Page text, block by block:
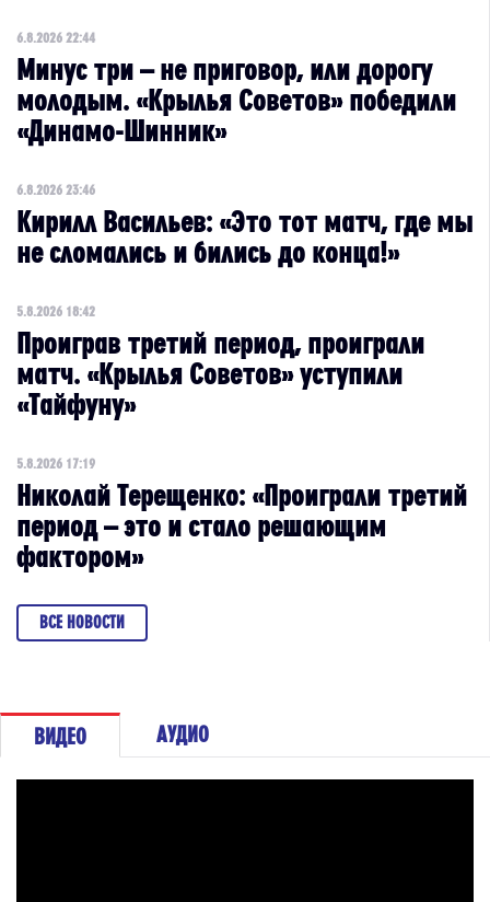
6.8.2026 22:44
Минус три – не приговор, или дорогу
молодым. «Крылья Советов» победили
«Динамо-Шинник»
6.8.2026 23:46
Кирилл Васильев: «Это тот матч, где мы
не сломались и бились до конца!»
5.8.2026 18:42
Проиграв третий период, проиграли
матч. «Крылья Советов» уступили
«Тайфуну»
5.8.2026 17:19
Николай Терещенко: «Проиграли третий
период – это и стало решающим
фактором»
ВСЕ НОВОСТИ
ВИДЕО АУДИО